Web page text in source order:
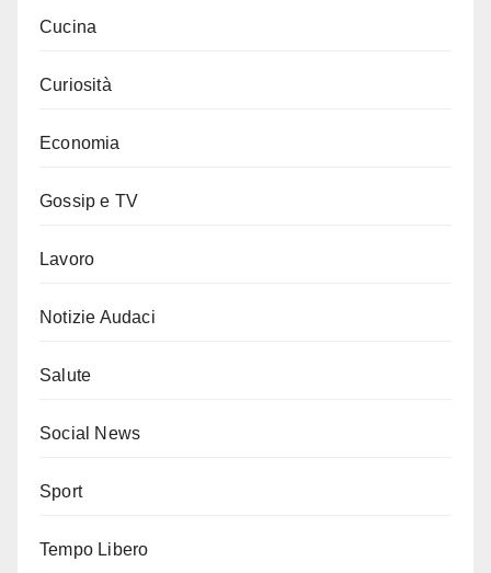
Cucina
Curiosità
Economia
Gossip e TV
Lavoro
Notizie Audaci
Salute
Social News
Sport
Tempo Libero